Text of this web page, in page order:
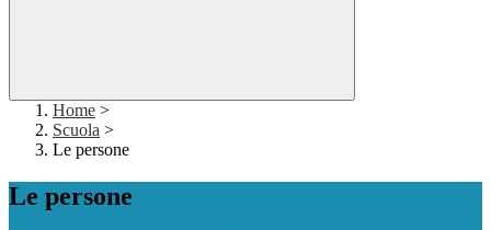
Home >
Scuola >
Le persone
Le persone